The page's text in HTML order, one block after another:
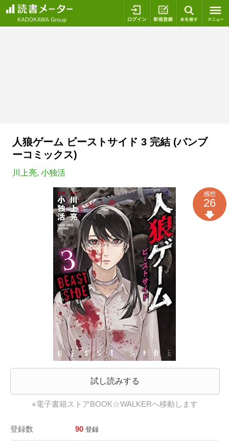
ログイン 新規登録
人狼ゲーム ビーストサイド 3 完結 (バンブ
ーコミックス)
川上亮, 小独活
試し読みする
※電子書籍ストアBOOK☆WALKERへ移動します
登録数 90 登録
感想
26